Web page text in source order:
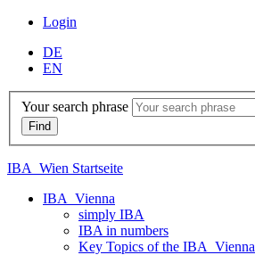
Login
DE
EN
Your search phrase
IBA_Wien Startseite
IBA_Vienna
simply IBA
IBA in numbers
Key Topics of the IBA_Vienna